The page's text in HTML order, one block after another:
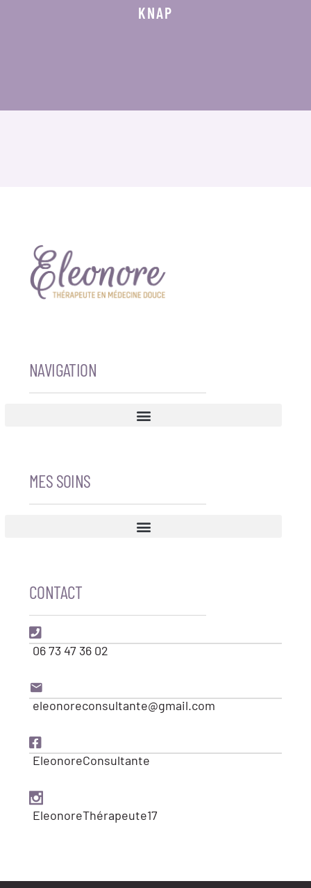
KNAP
NAVIGATION
MES SOINS
CONTACT
06 73 47 36 02
eleonoreconsultante@gmail.com
EleonoreConsultante
EleonoreThérapeute17